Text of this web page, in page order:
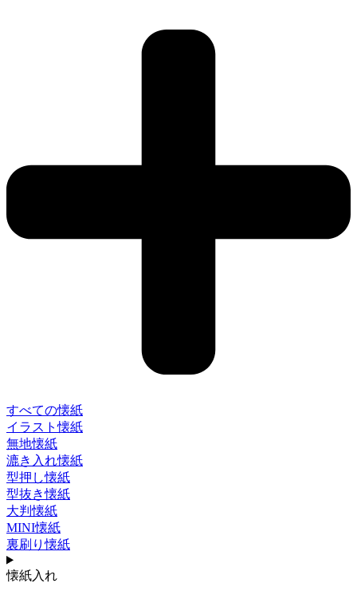
すべての懐紙
イラスト懐紙
無地懐紙
漉き入れ懐紙
型押し懐紙
型抜き懐紙
大判懐紙
MINI懐紙
裏刷り懐紙
懐紙入れ